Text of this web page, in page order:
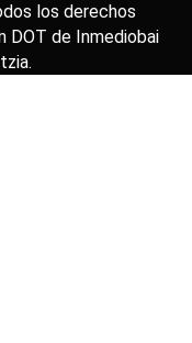
los derechos
DOT de Inmediobai
.